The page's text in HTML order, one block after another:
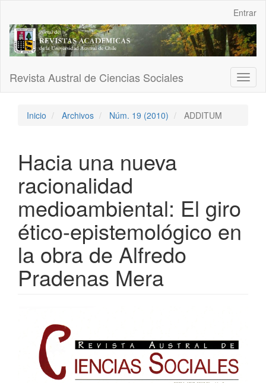
Contenido
principal
Barra
Entrar
Revista Austral de Ciencias Sociales
Inicio Archivos Núm. 19 (2010) ADDITUM
Hacia una nueva
racionalidad
medioambiental: El giro
ético-epistemológico en
la obra de Alfredo
Pradenas Mera
lateral
del
artículo